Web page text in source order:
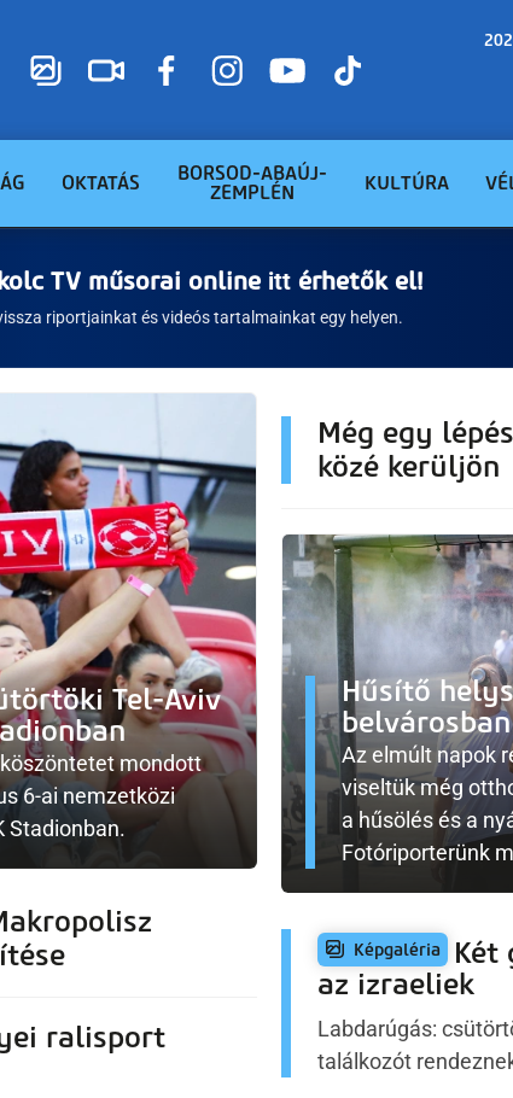
OKTATÁS
BORSOD-ABAÚJ-
ZEMPLÉN
KULTÚRA
TV műsorai online ittérhetők el!
riportjainkat és videós tartalmainkat egy helyen.
Tel-Aviv
mondott
6-ai nemzetközi
Stadionban.
ralisport
Még egy
közé kerüljön
Hűsítő
belvárosban
Az elmúlt napok
viseltük még
a hűsölés és a
Fotóriporterünk
Két
az izraeliek
Labdarúgás:
találkozót